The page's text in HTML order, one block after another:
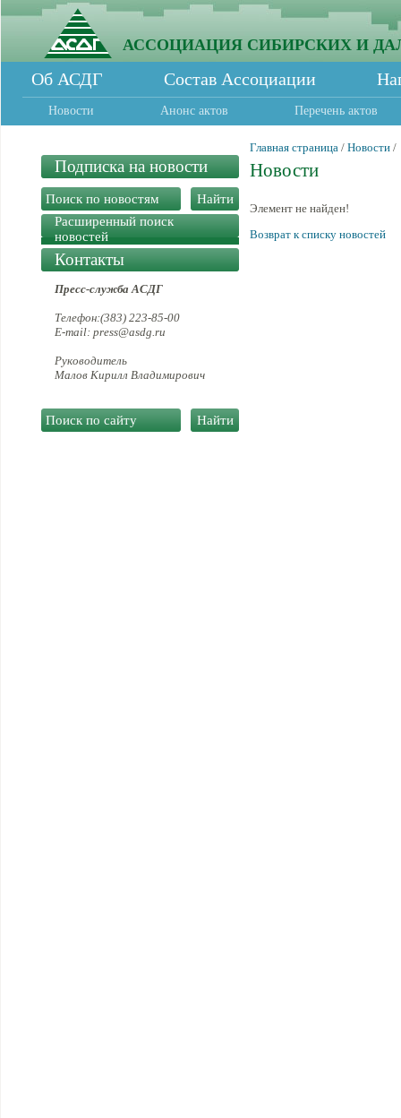
АССОЦИАЦИЯ СИБИРСКИХ И
Об АСДГ Состав Ассоциации
Новости Анонс актов Перечень актов
Подписка на новости
Расширенный поиск
новостей
Контакты
Пресс-служба АСДГ
Телефон:(383) 223-85-00
E-mail: press@asdg.ru
Руководитель
Малов Кирилл Владимирович
Главная страница / Новости /
Новости
Элемент не найден!
Возврат к списку новостей